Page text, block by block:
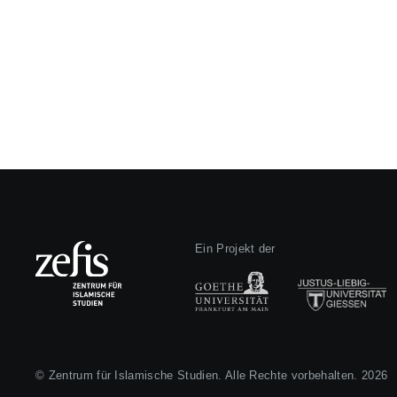
Ein Projekt der
© Zentrum für Islamische Studien. Alle Rechte vorbehalten. 2026